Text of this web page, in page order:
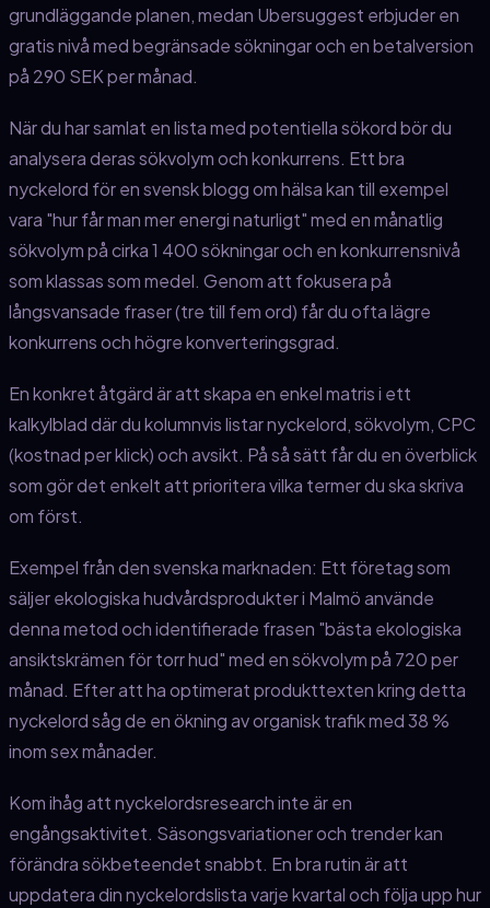
grundläggande planen, medan Ubersuggest erbjuder en
gratis nivå med begränsade sökningar och en betalversion
på 290 SEK per månad.
När du har samlat en lista med potentiella sökord bör du
analysera deras sökvolym och konkurrens. Ett bra
nyckelord för en svensk blogg om hälsa kan till exempel
vara "hur får man mer energi naturligt" med en månatlig
sökvolym på cirka 1 400 sökningar och en konkurrensnivå
som klassas som medel. Genom att fokusera på
långsvansade fraser (tre till fem ord) får du ofta lägre
konkurrens och högre konverteringsgrad.
En konkret åtgärd är att skapa en enkel matris i ett
kalkylblad där du kolumnvis listar nyckelord, sökvolym, CPC
(kostnad per klick) och avsikt. På så sätt får du en överblick
som gör det enkelt att prioritera vilka termer du ska skriva
om först.
Exempel från den svenska marknaden: Ett företag som
säljer ekologiska hudvårdsprodukter i Malmö använde
denna metod och identifierade frasen "bästa ekologiska
ansiktskrämen för torr hud" med en sökvolym på 720 per
månad. Efter att ha optimerat produkttexten kring detta
nyckelord såg de en ökning av organisk trafik med 38 %
inom sex månader.
Kom ihåg att nyckelordsresearch inte är en
engångsaktivitet. Säsongsvariationer och trender kan
förändra sökbeteendet snabbt. En bra rutin är att
uppdatera din nyckelordslista varje kvartal och följa upp hur